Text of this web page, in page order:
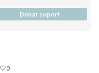
Donar suport
0